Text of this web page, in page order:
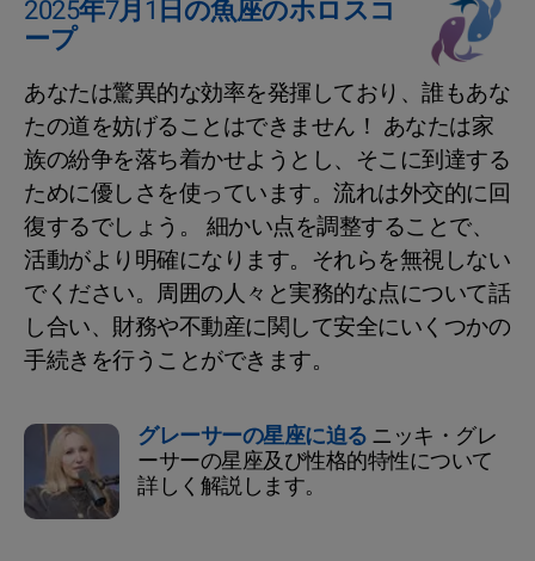
2025年7月1日の魚座のホロスコ
ープ
あなたは驚異的な効率を発揮しており、誰もあな
たの道を妨げることはできません！ あなたは家
族の紛争を落ち着かせようとし、そこに到達する
ために優しさを使っています。流れは外交的に回
復するでしょう。 細かい点を調整することで、
活動がより明確になります。それらを無視しない
でください。周囲の人々と実務的な点について話
し合い、財務や不動産に関して安全にいくつかの
手続きを行うことができます。
グレーサーの星座に迫るニッキ・グレ
ーサーの星座及び性格的特性について
詳しく解説します。